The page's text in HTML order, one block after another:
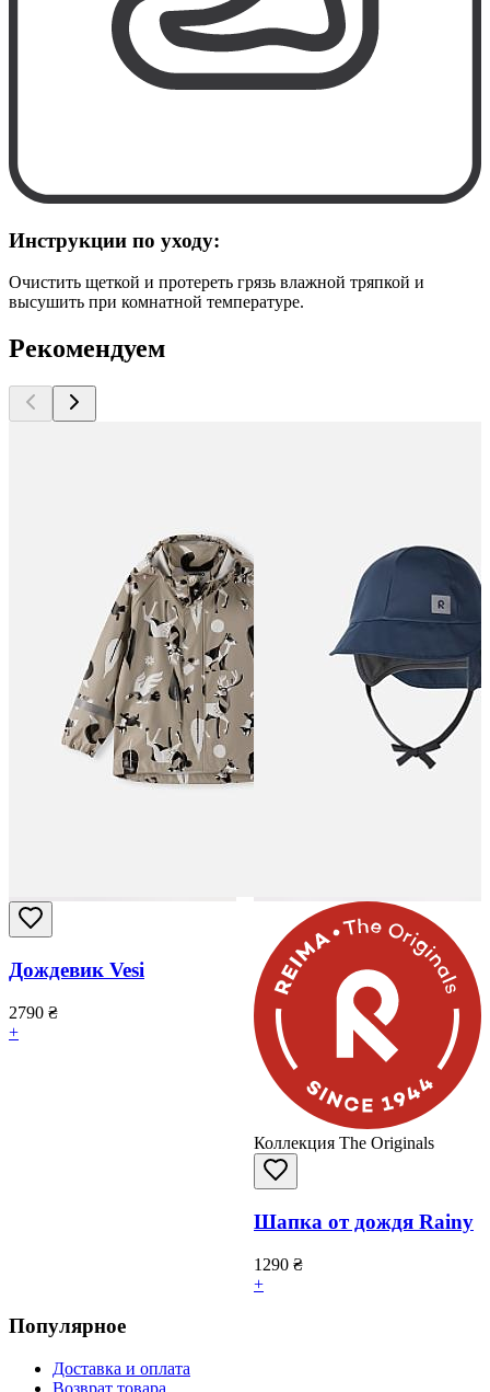
Инструкции по уходу:
Очистить щеткой и протереть грязь влажной тряпкой и
высушить при комнатной температуре.
Рекомендуем
Дождевик Vesi
2790 ₴
+
Коллекция The Originals
Шапка от дождя Rainy
1290 ₴
+
Популярное
Доставка и оплата
Возврат товара